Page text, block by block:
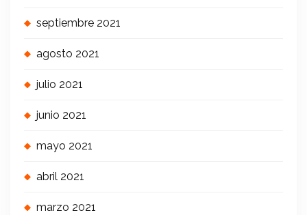
septiembre 2021
agosto 2021
julio 2021
junio 2021
mayo 2021
abril 2021
marzo 2021